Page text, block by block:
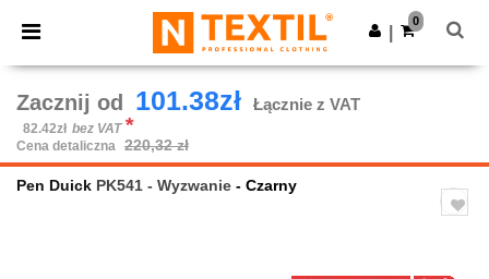
× Aplikacja Ntextil
Lepsze ceny w aplikacji!
Pobierz app
0
Zacznij od 101.38zł Łącznie z VAT
82.42zł bez VAT *
Cena detaliczna 220,32 zł
Pen Duick PK541 - Wyzwanie - Czarny